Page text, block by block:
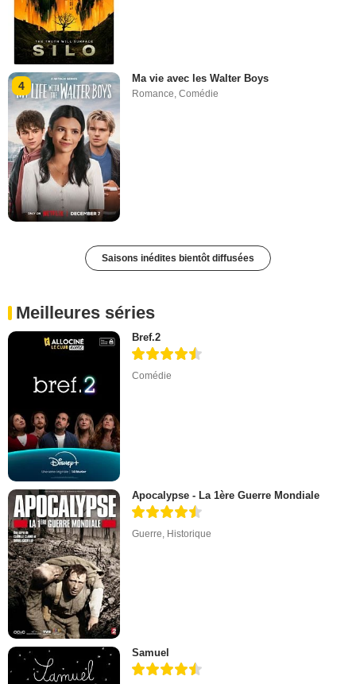
4
Ma vie avec les Walter Boys
Romance,Comédie
Saisons inédites bientôt diffusées
Meilleures séries
Bref.2
Comédie
Apocalypse - La 1ère Guerre Mondiale
Guerre Historique
Samuel